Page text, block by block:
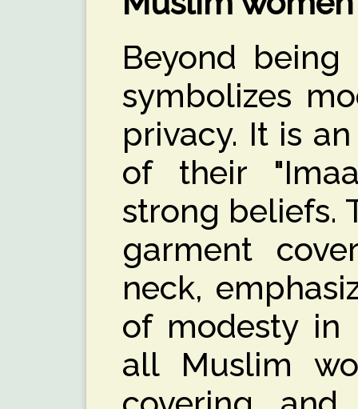
Beyond
symbolizes
privacy. It is
of their
strong beliefs.
garment
neck,
of modesty in
all Muslim